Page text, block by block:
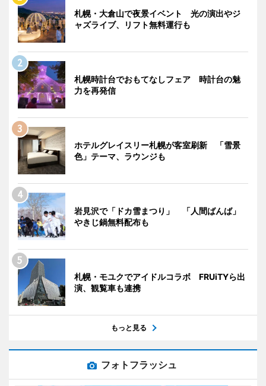
札幌・大倉山で夜景イベント 光の演出やジ
ャズライブ、リフト無料運行も
札幌時計台でおもてなしフェア 時計台の魅
力を再発信
ホテルグレイスリー札幌が客室刷新 「雪景
色」テーマ、ラウンジも
岩見沢で「ドカ雪まつり」 「人間ばんば」
やきじ鍋無料配布も
札幌・モユクでアイドルコラボ FRUiTYら出
演、観覧車も連携
もっと見る
フォトフラッシュ